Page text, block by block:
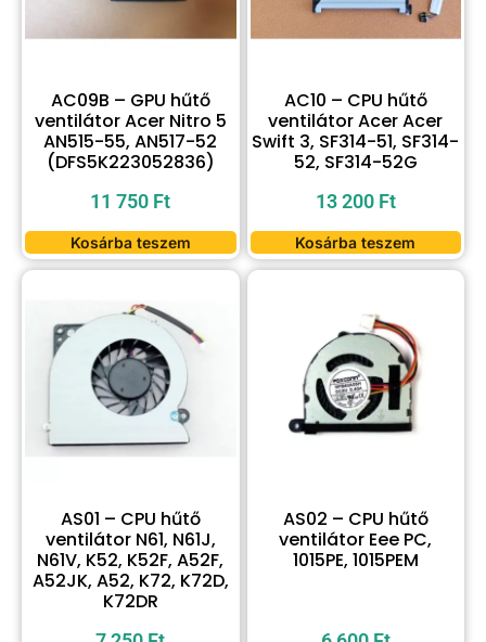
AC09B – GPU hűtő
ventilátor Acer Nitro 5
AN515-55, AN517-52
(DFS5K223052836)
11 750 Ft
Kosárba teszem
AC10 – CPU hűtő
ventilátor Acer Acer
Swift 3, SF314-51, SF314-
52, SF314-52G
13 200 Ft
Kosárba teszem
AS01 – CPU hűtő
ventilátor N61, N61J,
N61V, K52, K52F, A52F,
A52JK, A52, K72, K72D,
K72DR
AS02 – CPU hűtő
ventilátor Eee PC,
1015PE, 1015PEM